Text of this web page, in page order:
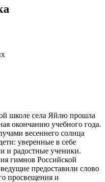
школе села Яйлю прошла
окончанию учебного года.
весеннего солнца
уверенные в себе
и радостные ученики.
гимнов Российской
предоставили слово
просвещения и